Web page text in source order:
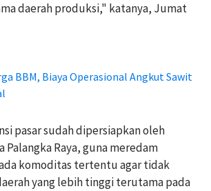
daerah produksi," katanya, Jumat
BBM, Biaya Operasional Angkut Sawit
pasar sudah dipersiapkan oleh
Palangka Raya, guna meredam
komoditas tertentu agar tidak
yang lebih tinggi terutama pada